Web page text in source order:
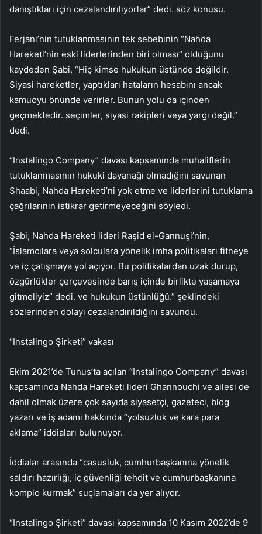
danıştıkları için cezalandırılıyorlar” dedi. söz konusu.
Ferjani’nin tutuklanmasının tek sebebinin “Nahda
Hareketi’nin eski liderlerinden biri olması” olduğunu
kaydeden Şabi, “Hiç kimse hukukun üstünde değildir.
Siyasi hareketler, yaptıkları hataların hesabını ancak
kamuoyu önünde verirler. Bunun yolu da içinden
geçmektedir. seçimler, siyasi rakipleri veya yargı değil.”
dedi.
“Instalingo Company” davası kapsamında muhaliflerin
tutuklanmasının hukuki dayanağı olmadığını savunan
Shaabi, Nahda Hareketi’ni yok etme ve liderlerini tutuklama
çağrılarının istikrar getirmeyeceğini söyledi.
Şabi, Nahda Hareketi lideri Raşid el-Gannuşi’nin,
“İslamcılara veya solculara yönelik imha politikaları fitneye
ve iç çatışmaya yol açıyor. Bu politikalardan uzak durup,
özgürlükler çerçevesinde barış içinde birlikte yaşamaya
gitmeliyiz” dedi. ve hukukun üstünlüğü.” şeklindeki
sözlerinden dolayı cezalandırıldığını savundu.
“Instalingo Şirketi” vakası
Ekim 2021’de Tunus’ta açılan “Instalingo Company” davası
kapsamında Nahda Hareketi lideri Ghannouchi ve ailesi de
dahil olmak üzere çok sayıda siyasetçi, gazeteci, blog
yazarı ve iş adamı hakkında “yolsuzluk ve kara para
aklama” iddiaları bulunuyor.
İddialar arasında “casusluk, cumhurbaşkanına yönelik
saldırı hazırlığı, iç güvenliği tehdit ve cumhurbaşkanına
komplo kurmak” suçlamaları da yer alıyor.
“Instalingo Şirketi” davası kapsamında 10 Kasım 2022’de 9